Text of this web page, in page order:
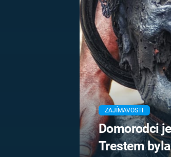
PRVNÍ SVĚTOVÁ
ZAJÍMAVOSTI
Domorodci
Trestem